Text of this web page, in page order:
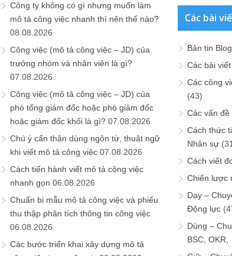
Công ty không có gì nhưng muốn làm
mô tả công việc nhanh thì nên thế nào?
08.08.2026
Công việc (mô tả công việc – JD) của
trưởng nhóm và nhân viên là gì?
07.08.2026
Công việc (mô tả công việc – JD) của
phó tổng giám đốc hoặc phó giám đốc
hoặc giám đốc khối là gì? 07.08.2026
Chú ý cẩn thận dùng ngôn từ, thuật ngữ
khi viết mô tả công việc 07.08.2026
Cách tiến hành viết mô tả công việc
nhanh gọn 06.08.2026
Chuẩn bị mẫu mô tả công việc và phiếu
thu thập phân tích thông tin công việc
06.08.2026
Các bước triển khai xây dựng mô tả
Các bài
Bản tin
Các bài
Các công
(43)
Các vấn đề
Cách thức
Nhân sự
Cách viết
Chiến lược
Dạy –
Động lực
Dùng –
BSC,